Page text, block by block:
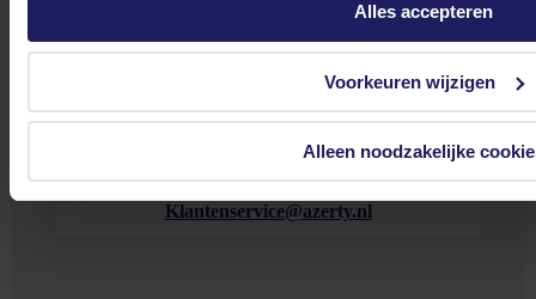
Alles accepteren
Voorkeuren wijzigen
Alleen noodzakelijke
0572 328 120
Klantenservice@azerty.nl